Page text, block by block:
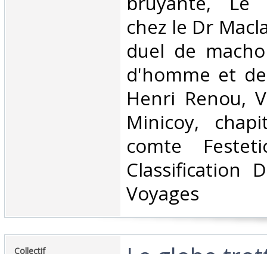
chez le Dr
duel de
d'homme et
Henri Renou,
Minicoy,
comte
Classification
Voyages‎
‎Collectif‎